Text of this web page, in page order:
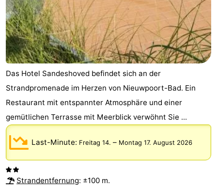
Das Hotel Sandeshoved befindet sich an der
Strandpromenade im Herzen von Nieuwpoort-Bad. Ein
Restaurant mit entspannter Atmosphäre und einer
gemütlichen Terrasse mit Meerblick verwöhnt Sie ...
Last-Minute: Freitag 14. – Montag 17. August 2026
Strandentfernung: ±100 m.